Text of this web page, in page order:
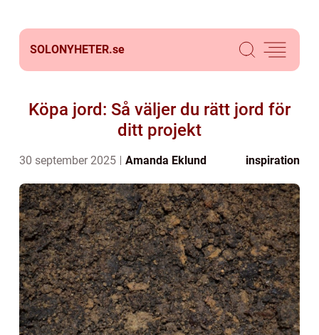
SOLONYHETER.se
Köpa jord: Så väljer du rätt jord för
ditt projekt
30 september 2025 Amanda Eklund inspiration